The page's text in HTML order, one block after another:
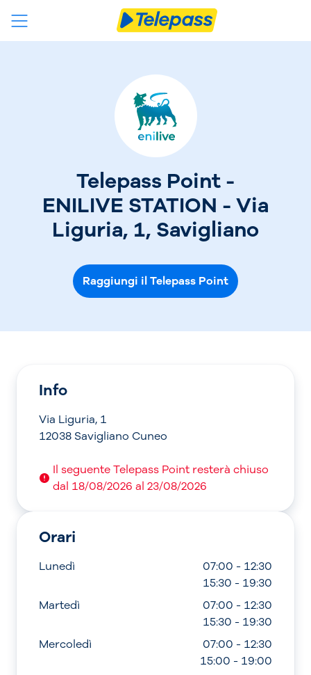
Telepass Point -
ENILIVE STATION - Via
Liguria, 1, Savigliano
Raggiungi il Telepass Point
Info
Via Liguria, 1
12038 Savigliano Cuneo
Il seguente Telepass Point resterà chiuso
dal 18/08/2026 al 23/08/2026
Orari
Lunedì
07:00 - 12:30
15:30 - 19:30
Martedì
07:00 - 12:30
15:30 - 19:30
Mercoledì
07:00 - 12:30
15:00 - 19:00